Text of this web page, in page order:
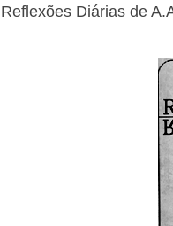
Reflexões Diárias de